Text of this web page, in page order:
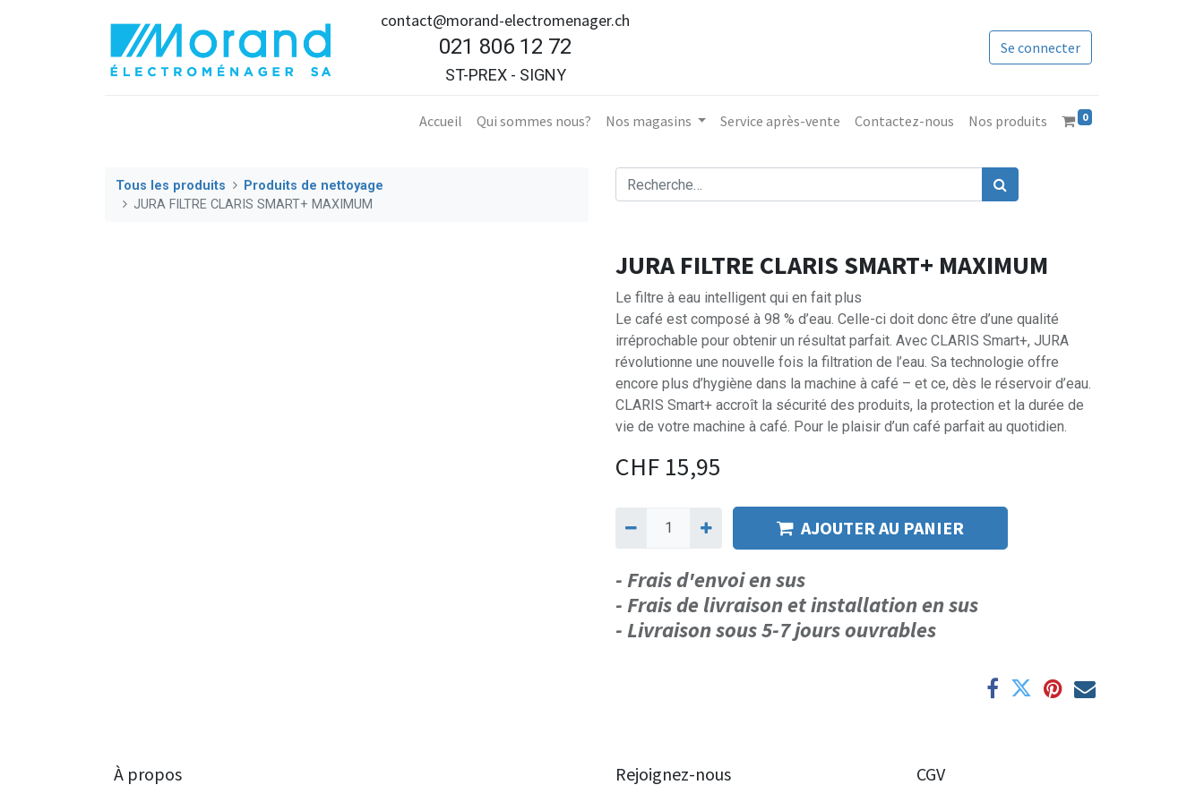
contact@morand-electromenager.ch
021 806 12 72
ST-PREX - SIGNY
Se connecter
Accueil​ Qui sommes nous? Nos magasins Service après-vente Contactez-nous Nos produits 0
Tous les produits
Produits de nettoyage
JURA FILTRE CLARIS SMART+ MAXIMUM
JURA FILTRE CLARIS SMART+ MAXIMUM
Le filtre à eau intelligent qui en fait plus
Le café est composé à 98 % d’eau. Celle-ci doit donc être d’une qualité
irréprochable pour obtenir un résultat parfait. Avec CLARIS Smart+, JURA
révolutionne une nouvelle fois la filtration de l’eau. Sa technologie offre
encore plus d’hygiène dans la machine à café – et ce, dès le réservoir d’eau.
CLARIS Smart+ accroît la sécurité des produits, la protection et la durée de
vie de votre machine à café. Pour le plaisir d’un café parfait au quotidien.
CHF 15,95
AJOUTER AU PANIER
- Frais d'envoi en sus
- Frais de livraison et installation en sus
- Livraison sous 5-7 jours ouvrables
À propos Rejoignez-nous CGV